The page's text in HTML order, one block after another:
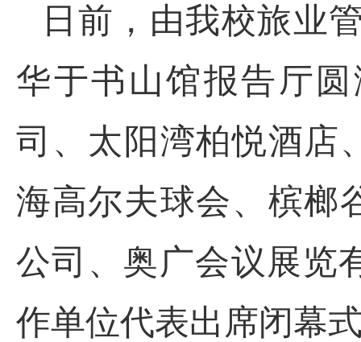
日前，由我校旅业
华于书山馆报告厅
司、太阳湾柏悦酒店
海高尔夫球会、槟榔
公司、奥广会议展览
作单位代表出席闭幕